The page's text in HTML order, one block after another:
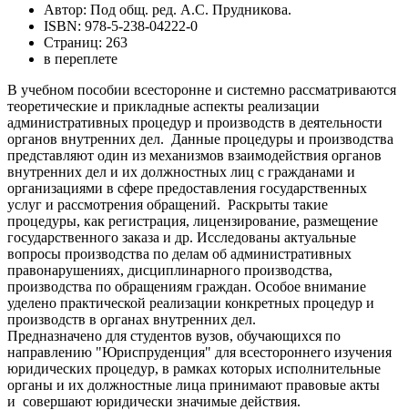
Автор: Под общ. ред. А.С. Прудникова.
ISBN: 978-5-238-04222-0
Страниц: 263
в переплете
В учебном пособии всесторонне и системно рассматриваются
теоретические и прикладные аспекты реализации
административных процедур и производств в деятельности
органов внутренних дел. Данные процедуры и производства
представляют один из механизмов взаимодействия органов
внутренних дел и их должностных лиц с гражданами и
организациями в сфере предоставления государственных
услуг и рассмотрения обращений. Раскрыты такие
процедуры, как регистрация, лицензирование, размещение
государственного заказа и др. Исследованы актуальные
вопросы производства по делам об административных
правонарушениях, дисциплинарного производства,
производства по обращениям граждан. Особое внимание
уделено практической реализации конкретных процедур и
производств в органах внутренних дел.
Предназначено для студентов вузов, обучающихся по
направлению "Юриспруденция" для всестороннего изучения
юридических процедур, в рамках которых исполнительные
органы и их должностные лица принимают правовые акты
и совершают юридически значимые действия.